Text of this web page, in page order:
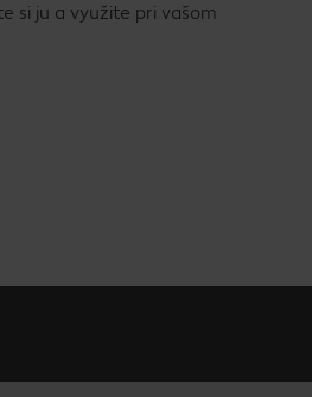
si ju a využite pri vašom